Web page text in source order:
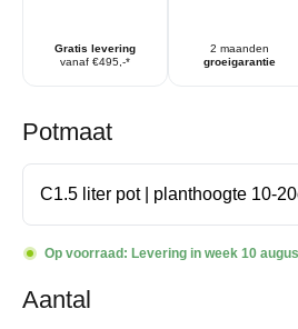
Gratis levering
vanaf €495,-*
2 maanden
groeigarantie
Potmaat
Op voorraad: Levering in week 10
Aantal